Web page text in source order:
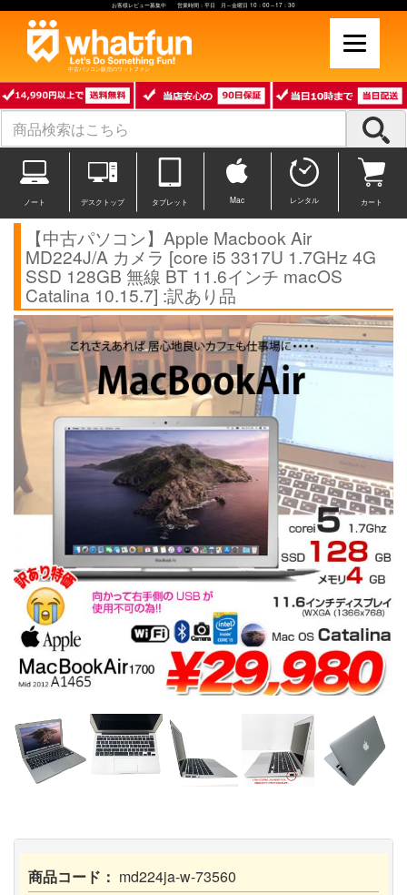
お客様レビュー募集中 営業時間：平日 月～金曜日 10：00～17：30
中古パソコン販売のワットファン
ノート デスクトップ タブレット Mac レンタル カート
【中古パソコン】Apple Macbook Air
MD224J/A カメラ [core i5 3317U 1.7GHz 4G
SSD 128GB 無線 BT 11.6インチ macOS
Catalina 10.15.7] :訳あり品
商品コード： md224ja-w-73560